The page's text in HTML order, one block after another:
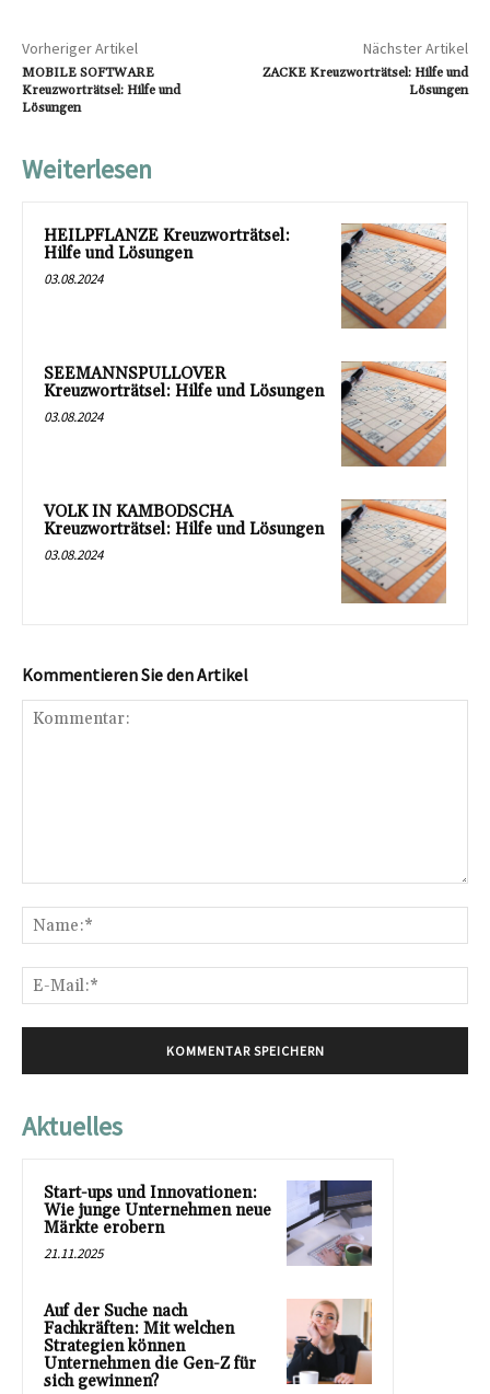
Vorheriger Artikel
MOBILE SOFTWARE
Kreuzworträtsel: Hilfe und
Lösungen
Nächster Artikel
ZACKE Kreuzworträtsel: Hilfe und
Lösungen
Weiterlesen
HEILPFLANZE Kreuzworträtsel:
Hilfe und Lösungen
03.08.2024
SEEMANNSPULLOVER
Kreuzworträtsel: Hilfe und Lösungen
03.08.2024
VOLK IN KAMBODSCHA
Kreuzworträtsel: Hilfe und Lösungen
03.08.2024
Kommentieren Sie den Artikel
Aktuelles
Start-ups und Innovationen:
Wie junge Unternehmen neue
Märkte erobern
21.11.2025
Auf der Suche nach
Fachkräften: Mit welchen
Strategien können
Unternehmen die Gen-Z für
sich gewinnen?